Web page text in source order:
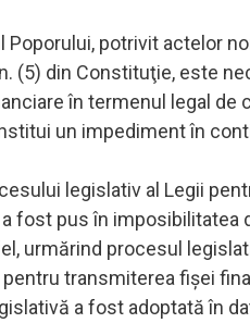
Poporului, potrivit actelor
(5) din Constituţie, este
în termenul legal
un impediment în
legislativ al Legii
fost pus în imposibilitatea
urmărind procesul
transmiterea fişei
a fost adoptată în